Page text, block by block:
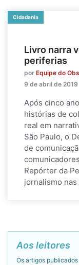
Cidadania
Livro narra
periferias
por Equipe do
9 de abril de 2019
Após cinco
histórias de
real em
São Paulo, o
de
Repórter da
jornalismo
Aos leitores
Os artigos